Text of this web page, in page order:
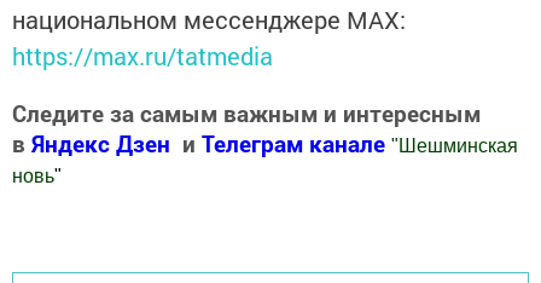
национальном мессенджере MАХ:
https://max.ru/tatmedia
Следите за самым важным и интересным
в Яндекс Дзен и Телеграм канале " Шешминская
новь"